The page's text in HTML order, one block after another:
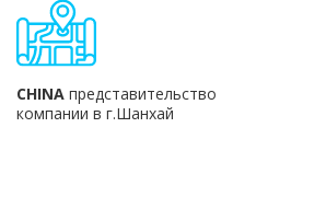
CHINA представительство
компании в г.Шанхай